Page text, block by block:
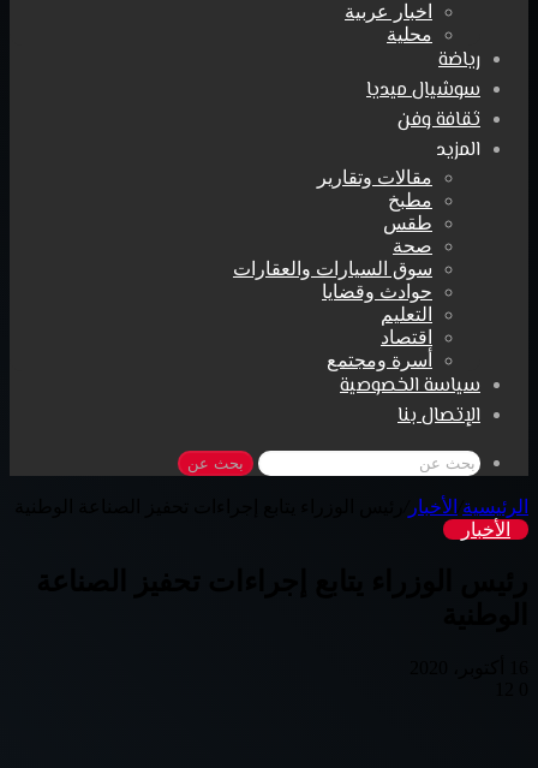
اخبار عربية
محلية
رياضة
سوشيال ميديا
ثقافة وفن
المزيد
مقالات وتقارير
مطبخ
طقس
صحة
سوق السيارات والعقارات
حوادث وقضايا
التعليم
اقتصاد
أسرة ومجتمع
سياسة الخصوصية
الإتصال بنا
بحث عن
الرئيسية الأخبار
الأخبار